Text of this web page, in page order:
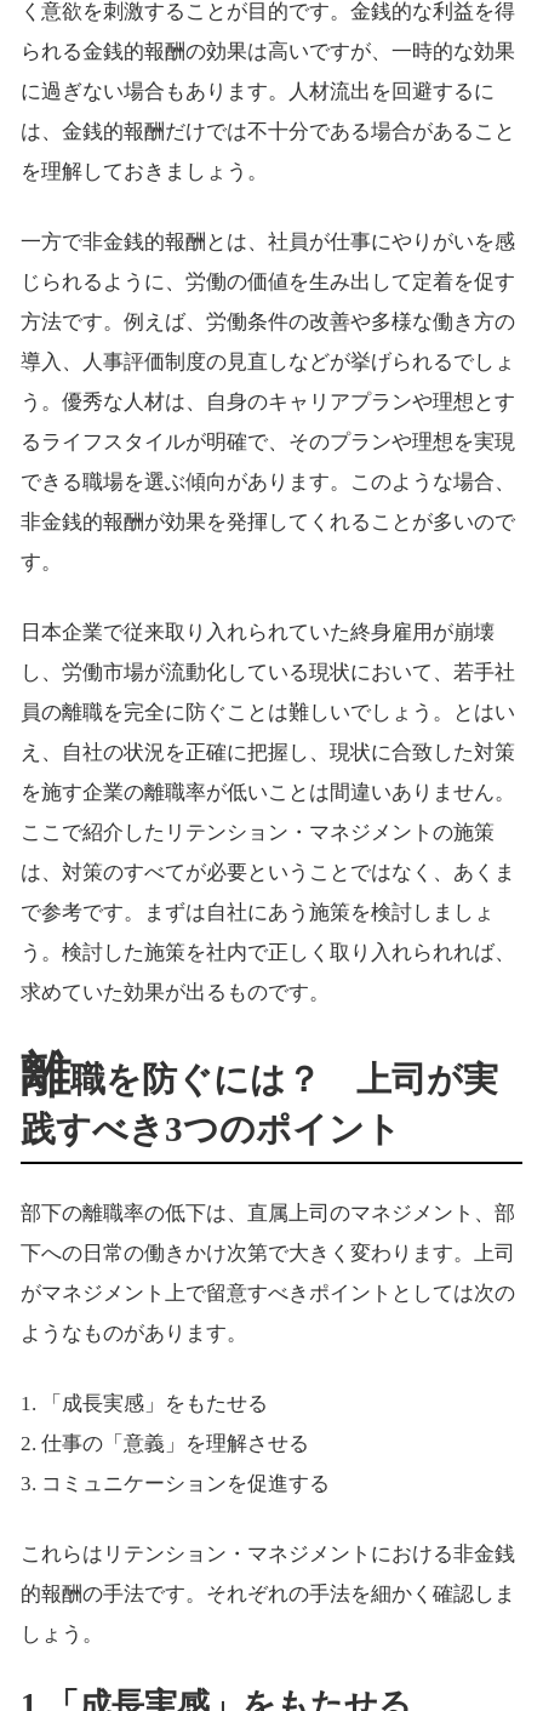
く意欲を刺激することが目的です。金銭的な利益を得
られる金銭的報酬の効果は高いですが、一時的な効果
に過ぎない場合もあります。人材流出を回避するに
は、金銭的報酬だけでは不十分である場合があること
を理解しておきましょう。
一方で非金銭的報酬とは、社員が仕事にやりがいを感
じられるように、労働の価値を生み出して定着を促す
方法です。例えば、労働条件の改善や多様な働き方の
導入、人事評価制度の見直しなどが挙げられるでしょ
う。優秀な人材は、自身のキャリアプランや理想とす
るライフスタイルが明確で、そのプランや理想を実現
できる職場を選ぶ傾向があります。このような場合、
非金銭的報酬が効果を発揮してくれることが多いので
す。
日本企業で従来取り入れられていた終身雇用が崩壊
し、労働市場が流動化している現状において、若手社
員の離職を完全に防ぐことは難しいでしょう。とはい
え、自社の状況を正確に把握し、現状に合致した対策
を施す企業の離職率が低いことは間違いありません。
ここで紹介したリテンション・マネジメントの施策
は、対策のすべてが必要ということではなく、あくま
で参考です。まずは自社にあう施策を検討しましょ
う。検討した施策を社内で正しく取り入れられれば、
求めていた効果が出るものです。
離職を防ぐには？ 上司が実
践すべき3つのポイント
部下の離職率の低下は、直属上司のマネジメント、部
下への日常の働きかけ次第で大きく変わります。上司
がマネジメント上で留意すべきポイントとしては次の
ようなものがあります。
1. 「成⻑実感」をもたせる
2. 仕事の「意義」を理解させる
3. コミュニケーションを促進する
これらはリテンション・マネジメントにおける非金銭
的報酬の手法です。それぞれの手法を細かく確認しま
しょう。